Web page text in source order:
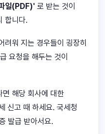
일(PDF)' 로 받는 것이
합니다.
려워 지는 경우들이 굉장히
요청을 해두는 것이
면 해당 회사에 대한
신고 때 하세요. 국세청
발급 받아서요.